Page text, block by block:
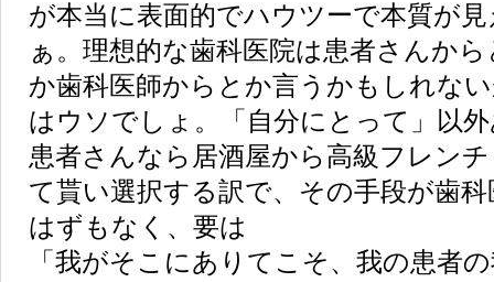
が本当に表面的でハウツーで本質が
ぁ。理想的な歯科医院は患者さんか
か歯科医師からとか言うかもしれな
はウソでしょ。「自分にとって」以
患者さんなら居酒屋から高級フレン
て貰い選択する訳で、その手段が歯
はずもなく、要は
「我がそこにありてこそ、我の患者